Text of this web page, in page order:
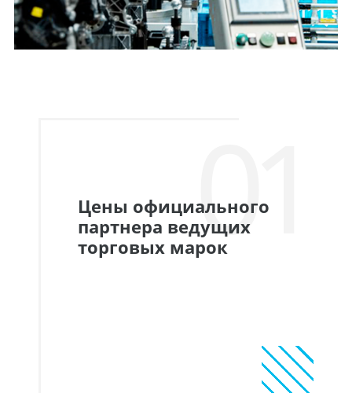
01
Цены официального
партнера ведущих
торговых марок